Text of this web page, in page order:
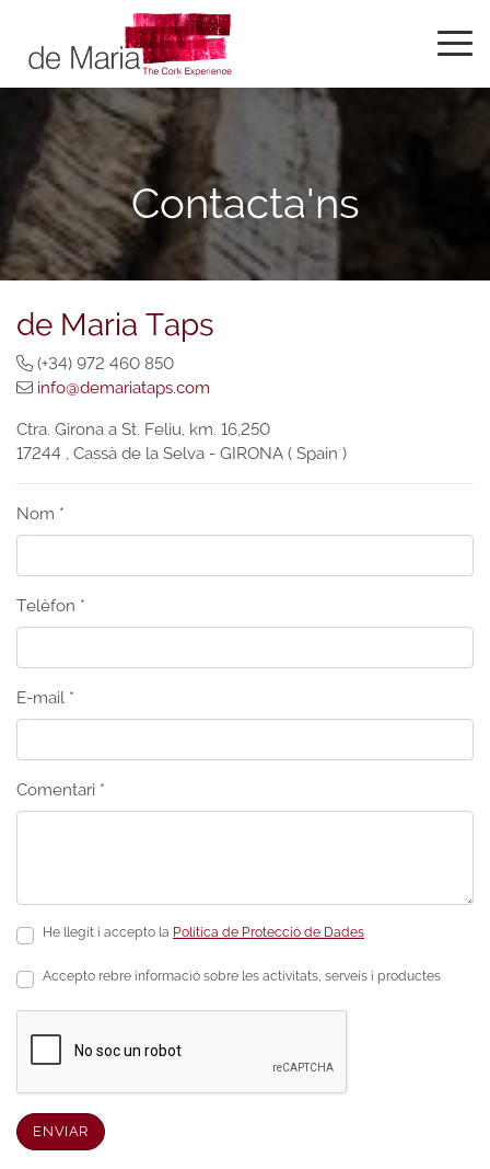
Contacta'ns
de Maria Taps
(+34) 972 460 850
info@demariataps.com
Ctra. Girona a St. Feliu, km. 16,250
17244 , Cassà de la Selva - GIRONA ( Spain )
Nom *
Telèfon *
E-mail *
Comentari *
He llegit i accepto la Política de Protecció de Dades
Accepto rebre informació sobre les activitats, serveis i productes
ENVIAR